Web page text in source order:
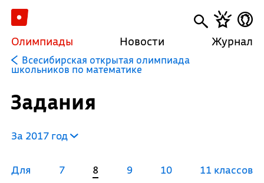
Олимпиады Новости Журнал
Всесибирская открытая олимпиада
школьников по математике
Задания
За 2017 год
Для 7 8 9 10 11 классов